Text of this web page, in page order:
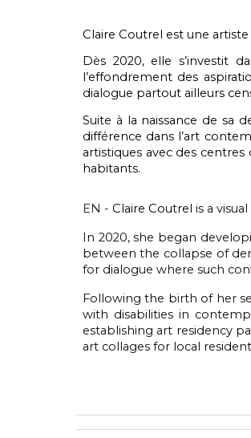
Claire Coutrel est une
Dès 2020, elle s’investit
l’effondrement des
dialogue partout ailleurs
Suite à la naissance de sa
différence dans l’art
artistiques avec des
habitants.
EN - Claire Coutrel is a
In 2020, she began
between the collapse of
for dialogue where such
Following the birth of her
with disabilities in
establishing art residency
art collages for local